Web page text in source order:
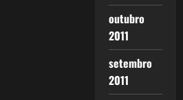
outubro
2011
setembro
2011